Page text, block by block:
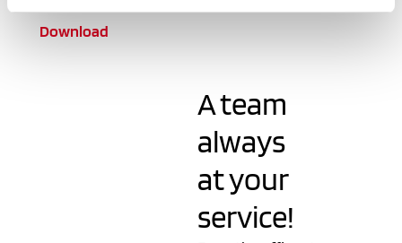
con altre informazioni che ha fornito loro o che hanno
Download
A team
always
at your
service!